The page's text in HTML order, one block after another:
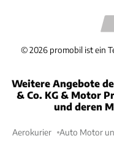
©2026 promobil ist ein
Weitere Angebote
& Co. KG & Motor
und deren
Aerokurier Auto Motor